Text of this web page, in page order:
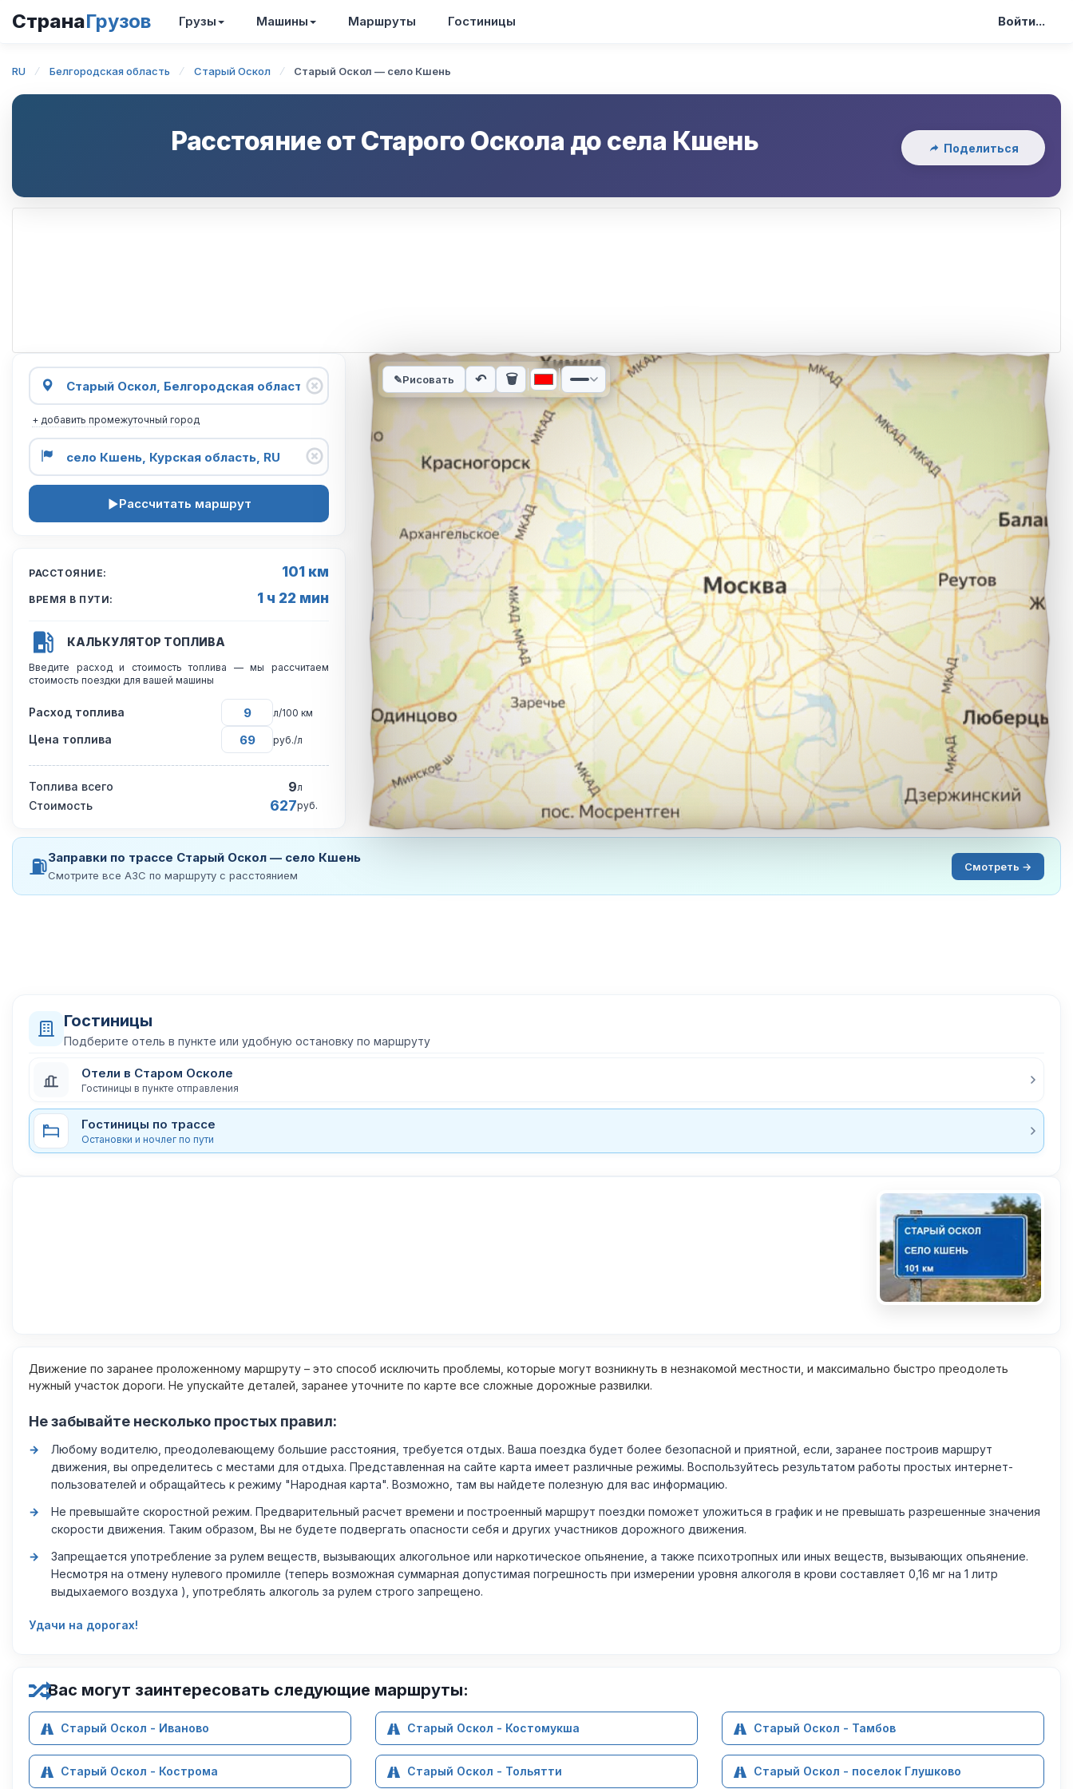
СтранаГрузов Грузы Машины Маршруты Гостиницы Войти...
RU Белгородская область Старый Оскол Старый Оскол — село Кшень
Расстояние от Старого Оскола до села Кшень Поделиться
+ добавить промежуточный город
Рассчитать маршрут
РАССТОЯНИЕ: 101 км
ВРЕМЯ В ПУТИ: 1 ч 22 мин
КАЛЬКУЛЯТОР ТОПЛИВА
Введите расход и стоимость топлива — мы рассчитаем
стоимость поездки для вашей машины
Расход топлива л/100 км
Цена топлива руб./л
Топлива всего 9л
Стоимость 627руб.
Интерактивная карта автомобильного маршрута из города Старый Оскол в город село Кшень.
✎Рисовать ↶ 🗑
⛽Заправки по трассе Старый Оскол — село Кшень
Смотрите все АЗС по маршруту с расстоянием
Смотреть →
Гостиницы
Подберите отель в пункте или удобную остановку по маршруту
Отели в Старом Осколе
Гостиницы в пункте отправления
Гостиницы по трассе
Остановки и ночлег по пути
Движение по заранее проложенному маршруту – это способ исключить проблемы, которые могут возникнуть в незнакомой местности, и максимально быстро преодолеть
нужный участок дороги. Не упускайте деталей, заранее уточните по карте все сложные дорожные развилки.
Не забывайте несколько простых правил:
Любому водителю, преодолевающему большие расстояния, требуется отдых. Ваша поездка будет более безопасной и приятной, если, заранее построив маршрут
движения, вы определитесь с местами для отдыха. Представленная на сайте карта имеет различные режимы. Воспользуйтесь результатом работы простых интернет-
пользователей и обращайтесь к режиму "Народная карта". Возможно, там вы найдете полезную для вас информацию.
Не превышайте скоростной режим. Предварительный расчет времени и построенный маршрут поездки поможет уложиться в график и не превышать разрешенные значения
скорости движения. Таким образом, Вы не будете подвергать опасности себя и других участников дорожного движения.
Запрещается употребление за рулем веществ, вызывающих алкогольное или наркотическое опьянение, а также психотропных или иных веществ, вызывающих опьянение.
Несмотря на отмену нулевого промилле (теперь возможная суммарная допустимая погрешность при измерении уровня алкоголя в крови составляет 0,16 мг на 1 литр
выдыхаемого воздуха ), употреблять алкоголь за рулем строго запрещено.
Удачи на дорогах!
Вас могут заинтересовать следующие маршруты:
Старый Оскол - Иваново Старый Оскол - Костомукша Старый Оскол - Тамбов
Старый Оскол - Кострома Старый Оскол - Тольятти Старый Оскол - поселок Глушково